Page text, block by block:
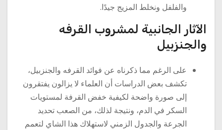
والفلفل ونخلط المزيج جيدًا.
الآثار الجانبية لمشروب القرفه
والجنزبيل
على الرغم مما ذكرناه عن فوائد القرفه والجنزبيل،
تكشف بعض الدراسات أن العلماء لا يزالون يفتقرون
إلى صورة واضحة لكيفية خفض القرفة لمستويات
السكر في الدم، ونتيجة لذلك، من الصعب تحديد
الجرعة والجدول الزمني لاستهلاك هذا الشاي لتعمم